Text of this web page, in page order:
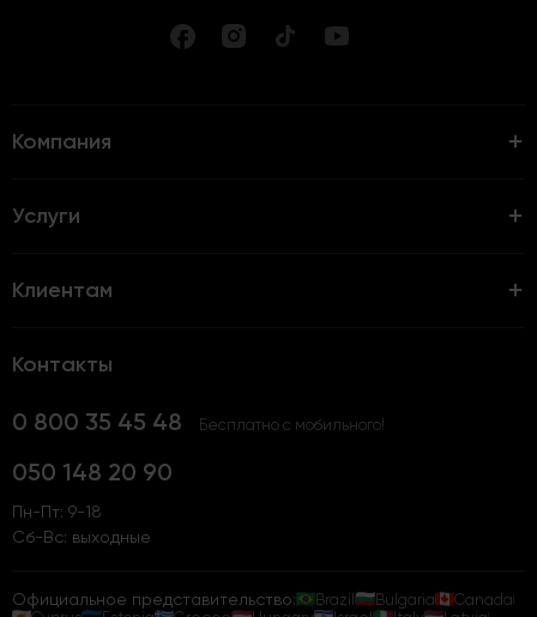
Компания
Услуги
Клиентам
Контакты
0 800 35 45 48 Бесплатно с мобильного!
050 148 20 90
Пн-Пт: 9-18
Сб-Вс: выходные
Официальное представительство: Brazil Bulgaria
Canada